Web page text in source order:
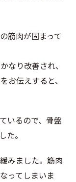
筋肉が固まって
なり改善され、
お伝えすると、
いるので、骨盤
た。
みました。筋肉
ってしまいま